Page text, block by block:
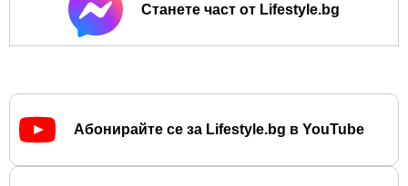
Станете част от Lifestyle.bg
Абонирайте се за Lifestyle.bg в YouTube